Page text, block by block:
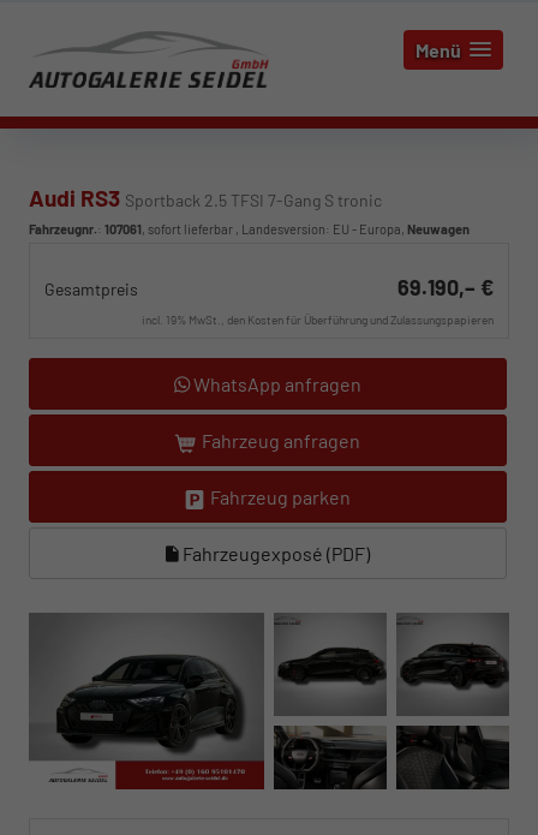
Menü
Audi RS3 Sportback 2.5 TFSI 7-Gang S tronic
Fahrzeugnr.: 107061, sofort lieferbar , Landesversion: EU - Europa, Neuwagen
Gesamtpreis 69.190,– €
incl. 19% MwSt., den Kosten für Überführung und Zulassungspapieren
WhatsApp anfragen
Fahrzeug anfragen
Fahrzeug parken
Fahrzeugexposé (PDF)